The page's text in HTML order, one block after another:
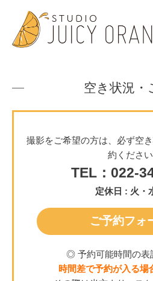
空き状況・
撮影をご希望の方は、必ず空
約ください
TEL：022-
定休日 : 火・
ご予約フォ
◎ 予約可能時間の表
時間差で予約が入る場